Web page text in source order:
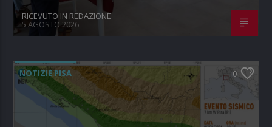
RICEVUTO IN REDAZIONE
5 AGOSTO 2026
NOTIZIE PISA 0